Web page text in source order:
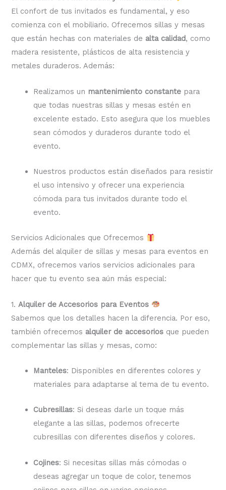
El confort de tus invitados es fundamental, y eso
comienza con el mobiliario. Ofrecemos sillas y mesas
que están hechas con materiales de alta calidad, como
madera resistente, plásticos de alta resistencia y
metales duraderos. Además:
Realizamos un mantenimiento constante para
que todas nuestras sillas y mesas estén en
excelente estado. Esto asegura que los muebles
sean cómodos y duraderos durante todo el
evento.
Nuestros productos están diseñados para resistir
el uso intensivo y ofrecer una experiencia
cómoda para tus invitados durante todo el
evento.
Servicios Adicionales que Ofrecemos
Además del alquiler de sillas y mesas para eventos en
CDMX, ofrecemos varios servicios adicionales para
hacer que tu evento sea aún más especial:
1.Alquiler de Accesorios para Eventos
Sabemos que los detalles hacen la diferencia. Por eso,
también ofrecemos alquiler de accesorios que pueden
complementar las sillas y mesas, como:
Manteles: Disponibles en diferentes colores y
materiales para adaptarse al tema de tu evento.
Cubresillas: Si deseas darle un toque más
elegante a las sillas, podemos ofrecerte
cubresillas con diferentes diseños y colores.
Cojines: Si necesitas sillas más cómodas o
deseas agregar un toque de color, tenemos